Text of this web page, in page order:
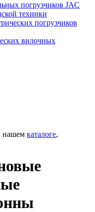
погрузчиков JAC
техники
погрузчиков
вилочных
нашем каталоге,